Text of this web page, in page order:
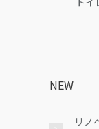
NEW
リノ